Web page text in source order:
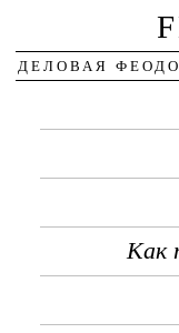
ДЕЛОВАЯ
Как